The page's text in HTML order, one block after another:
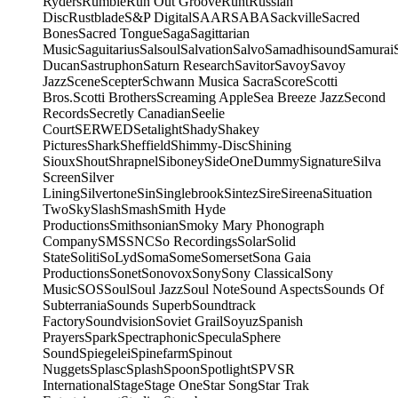
DiscRustbladeS&P DigitalSAARSABASackvilleSacred
BonesSacred TongueSagaSagittarian
MusicSaguitariusSalsoulSalvationSalvoSamadhisoundSamurai
DucanSastruphonSaturn ResearchSavitorSavoySavoy
JazzSceneScepterSchwann Musica SacraScoreScotti
Bros.Scotti BrothersScreaming AppleSea Breeze JazzSecond
RecordsSecretly CanadianSeelie
CourtSERWEDSetalightShadyShakey
PicturesSharkSheffieldShimmy-DiscShining
SiouxShoutShrapnelSiboneySideOneDummySignatureSilva
ScreenSilver
LiningSilvertoneSinSinglebrookSintezSireSireenaSituation
TwoSkySlashSmashSmith Hyde
ProductionsSmithsonianSmoky Mary Phonograph
CompanySMSSNCSo RecordingsSolarSolid
StateSolitiSoLydSomaSomeSomersetSona Gaia
ProductionsSonetSonovoxSonySony ClassicalSony
MusicSOSSoulSoul JazzSoul NoteSound AspectsSounds Of
SubterraniaSounds SuperbSoundtrack
FactorySoundvisionSoviet GrailSoyuzSpanish
PrayersSparkSpectraphonicSpeculaSphere
SoundSpiegeleiSpinefarmSpinout
NuggetsSplascSplashSpoonSpotlightSPVSR
InternationalStageStage OneStar SongStar Trak